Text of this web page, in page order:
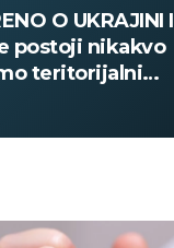
O UKRAJINI I
postoji nikakvo
teritorijalni